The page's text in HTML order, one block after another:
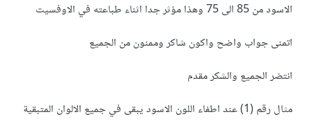
الاسود من 85 الى 75 وهذا مؤثر جدا اثناء طباعته في الاوفسيت
اتمنى جواب واضح واكون شاكر وممنون من الجميع
انتضر الجميع والشكر مقدم
مثال رقم (1) عند اطفاء اللون الاسود يبقى في جميع الالوان المتبقية